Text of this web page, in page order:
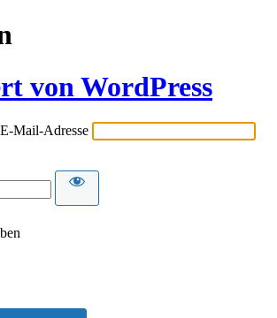
von WordPress
Mail-Adresse